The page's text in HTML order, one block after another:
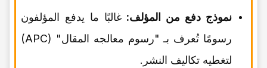
نموذج دفع من المؤلف: غالبًا ما یدفع المؤلفون
رسومًا تُعرف بـ "رسوم معالجه المقال" (APC)
لتغطیه تکالیف النشر.